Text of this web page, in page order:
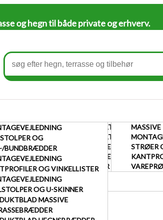
og hegn til både private og erhverv.
OG U-SKINNER
SORTE PULVERLAKEREDE STÅLSTOLPER OG U-
TIL 3 SPANDE
KOMPOSIT HEGNSFAG MED STÅLSTOLPER OG
KOMPOSIT HEGNSFAG MED SORT
HEGNSBRÆDDER I KOMPOSIT
STOLPER
U-SKINNER
TILBEHØR TIL HEGN
VAREPRØVER
ENKELTLÅGER
ENKELTLÅGER
DOBBELTLÅGER
DOBBELTLÅGER
LÅGER PÅ SPECIALMÅL
KOMPOSIT
TERRASSE
STRØER
OG
BUNDBRÆDDER
OG VINKELLISTER
OG U-SKINNER
MASSIVE
mørk mahogni